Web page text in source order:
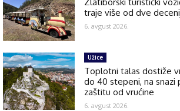
Zlatiborski turistički
traje više od dve
6. avgust 2026.
Užice
Toplotni talas dostiže
do 40 stepeni, na snazi
zaštitu od vrućine
6. avgust 2026.